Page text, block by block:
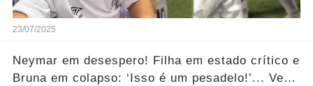
23/07/2025
Neymar em desespero! Filha em estado crítico e
Bruna em colapso: ‘Isso é um pesadelo!’... Ver